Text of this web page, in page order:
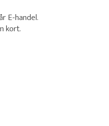
E-handel.
kort.